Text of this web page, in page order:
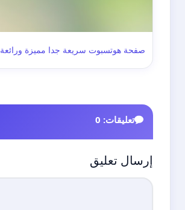
صفحة هوتسبوت سريعة جدا مميزة ورائعة
تعليقات: 0
إرسال تعليق